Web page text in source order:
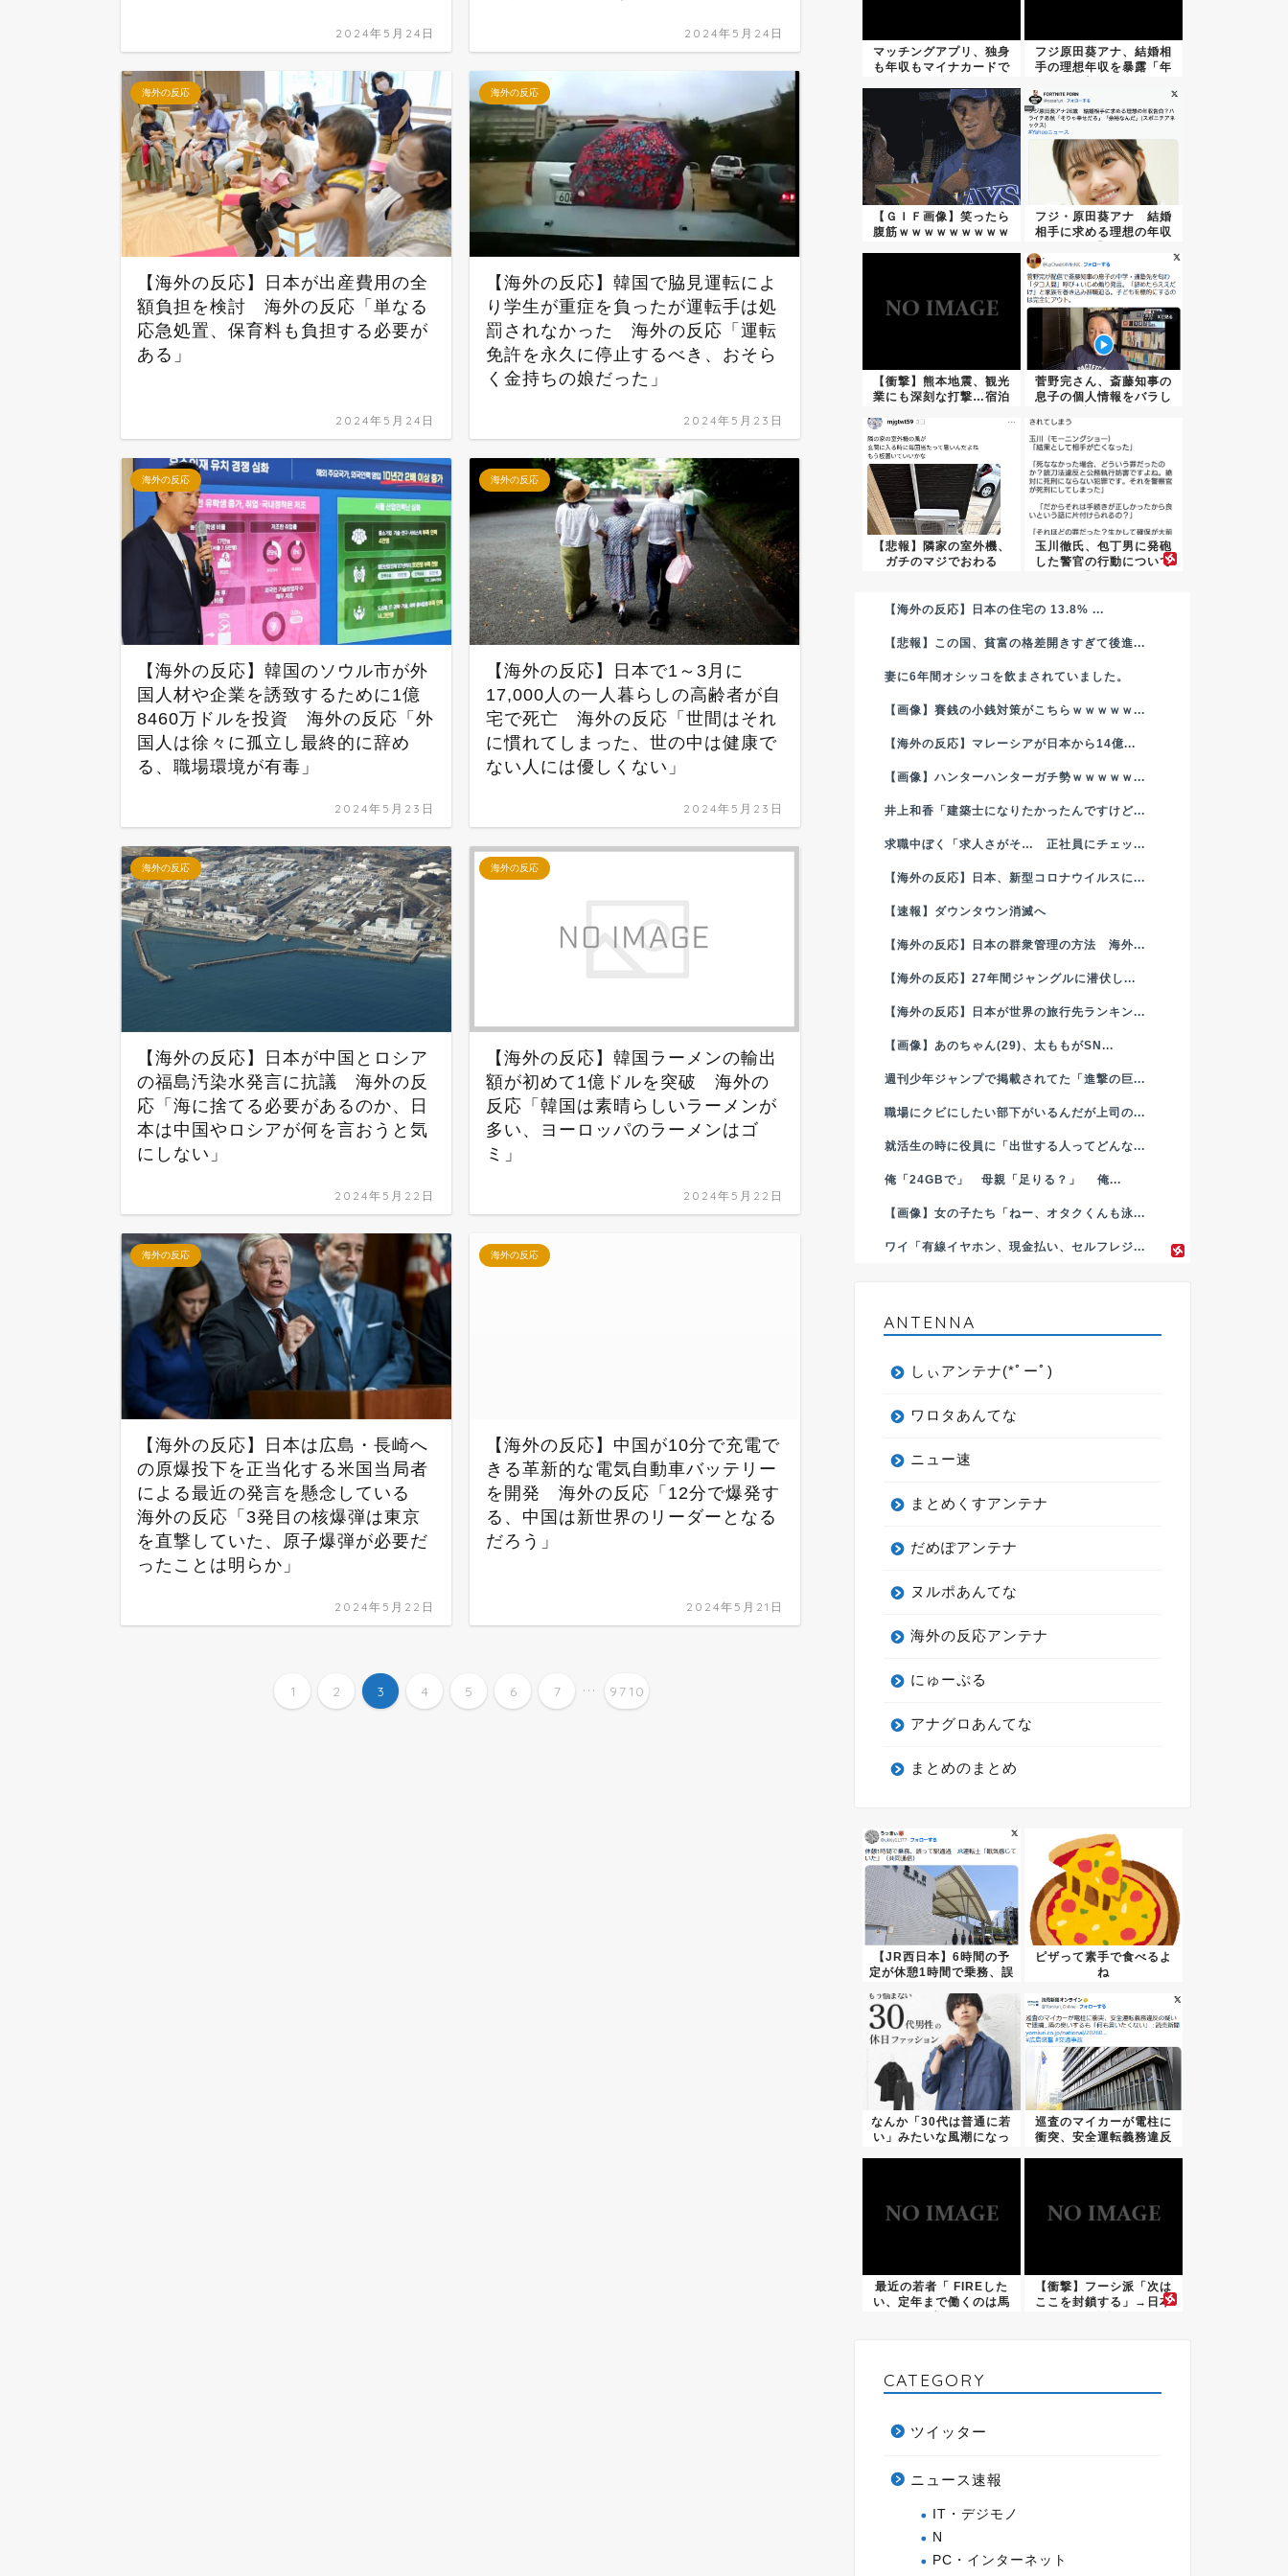
2024年5月24日 2024年5月24日
海外の反応
【海外の反応】日本が出産費用の全
額負担を検討 海外の反応「単なる
応急処置、保育料も負担する必要が
ある」
2024年5月24日
海外の反応
【海外の反応】韓国で脇見運転によ
り学生が重症を負ったが運転手は処
罰されなかった 海外の反応「運転
免許を永久に停止するべき、おそら
く金持ちの娘だった」
2024年5月23日
海外の反応
【海外の反応】韓国のソウル市が外
国人材や企業を誘致するために1億
8460万ドルを投資 海外の反応「外
国人は徐々に孤立し最終的に辞め
る、職場環境が有毒」
2024年5月23日
海外の反応
【海外の反応】日本で1～3月に
17,000人の一人暮らしの高齢者が自
宅で死亡 海外の反応「世間はそれ
に慣れてしまった、世の中は健康で
ない人には優しくない」
2024年5月23日
海外の反応
【海外の反応】日本が中国とロシア
の福島汚染水発言に抗議 海外の反
応「海に捨てる必要があるのか、日
本は中国やロシアが何を言おうと気
にしない」
2024年5月22日
海外の反応
【海外の反応】韓国ラーメンの輸出
額が初めて1億ドルを突破 海外の
反応「韓国は素晴らしいラーメンが
多い、ヨーロッパのラーメンはゴ
ミ」
2024年5月22日
海外の反応
【海外の反応】日本は広島・長崎へ
の原爆投下を正当化する米国当局者
による最近の発言を懸念している
海外の反応「3発目の核爆弾は東京
を直撃していた、原子爆弾が必要だ
ったことは明らか」
2024年5月22日
海外の反応
【海外の反応】中国が10分で充電で
きる革新的な電気自動車バッテリー
を開発 海外の反応「12分で爆発す
る、中国は新世界のリーダーとなる
だろう」
2024年5月21日
1 2 3 4 5 6 7 ... 9710
ニュース速報
【朗報】ドラゴン柄の裁縫箱、マッ
マの悩みへｗｗｗ
2024年3月31日
【朗報】X女性さん、離婚を考えて
を撤回する
ニュース速報
女子「あっしら、こー見えて全員海
2024年3月28日
【朗報】くらずしの浜田チャーハン
マッチングアプリ、独身
も年収もマイナカードで
フジ原田葵アナ、結婚相
手の理想年収を暴露「年
【ＧＩＦ画像】笑ったら
腹筋ｗｗｗｗｗｗｗｗｗ
フジ・原田葵アナ 結婚
相手に求める理想の年収
【衝撃】熊本地震、観光
業にも深刻な打撃…宿泊
菅野完さん、斎藤知事の
息子の個人情報をバラし
【悲報】隣家の室外機、
ガチのマジでおわる
玉川徹氏、包丁男に発砲
した警官の行動について
【海外の反応】日本の住宅の 13.8% ...
【悲報】この国、貧富の格差開きすぎて後進...
妻に6年間オシッコを飲まされていました。
【画像】賽銭の小銭対策がこちらｗｗｗｗｗ...
【海外の反応】マレーシアが日本から14億...
【画像】ハンターハンターガチ勢ｗｗｗｗｗ...
井上和香「建築士になりたかったんですけど...
求職中ぼく「求人さがそ… 正社員にチェッ...
【海外の反応】日本、新型コロナウイルスに...
【速報】ダウンタウン消滅へ
【海外の反応】日本の群衆管理の方法 海外...
【海外の反応】27年間ジャングルに潜伏し...
【海外の反応】日本が世界の旅行先ランキン...
【画像】あのちゃん(29)、太ももがSN...
週刊少年ジャンプで掲載されてた「進撃の巨...
職場にクビにしたい部下がいるんだが上司の...
就活生の時に役員に「出世する人ってどんな...
俺「24GBで」 母親「足りる？」 俺...
【画像】女の子たち「ねー、オタクくんも泳...
ワイ「有線イヤホン、現金払い、セルフレジ...
ANTENNA
しぃアンテナ(*ﾟーﾟ)
ワロタあんてな
ニュー速
まとめくすアンテナ
だめぽアンテナ
ヌルポあんてな
海外の反応アンテナ
にゅーぷる
アナグロあんてな
まとめのまとめ
【JR西日本】6時間の予
定が休憩1時間で乗務、誤
ピザって素手で食べるよ
ね
なんか「30代は普通に若
い」みたいな風潮になっ
巡査のマイカーが電柱に
衝突、安全運転義務違反
最近の若者「 FIREした
い、定年まで働くのは馬
【衝撃】フーシ派「次は
ここを封鎖する」→日本
CATEGORY
ツイッター
ニュース速報
IT・デジモノ
N
PC・インターネット